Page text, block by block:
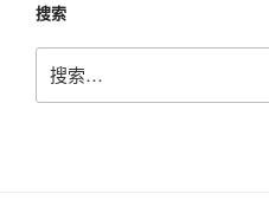
搜索
索：